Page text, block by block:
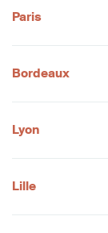
Paris
Bordeaux
Lyon
Lille